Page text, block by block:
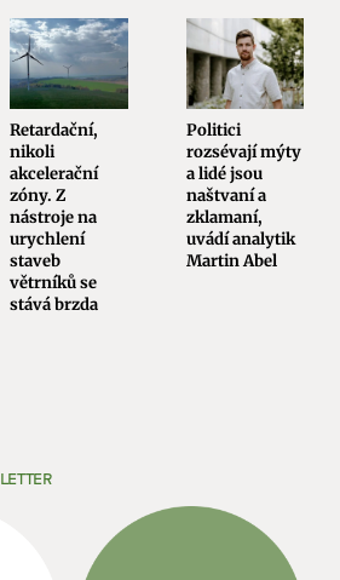
Retardační,
nikoli
akcelerační
zóny. Z
nástroje na
urychlení
staveb
větrníků se
stává brzda
Politici
rozsévají mýty
a lidé jsou
naštvaní a
zklamaní,
uvádí analytik
Martin Abel